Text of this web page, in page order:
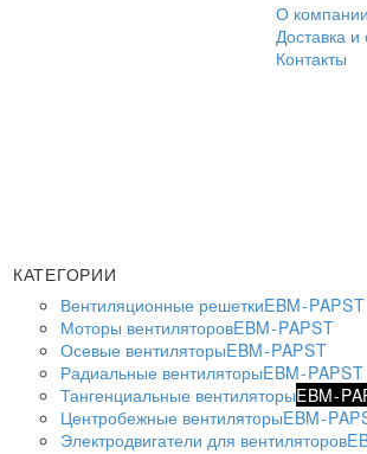
О компании
Доставка и
Контакты
КАТЕГОРИИ
Вентиляционные решеткиEBM-PAPST
Моторы вентиляторовEBM-PAPST
Осевые вентиляторыEBM-PAPST
Радиальные вентиляторыEBM-PAPST
Тангенциальные вентиляторыEBM-
Центробежные вентиляторыEBM-
Электродвигатели для вентиляторов